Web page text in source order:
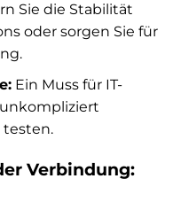
Sie die Stabilität
oder sorgen Sie für
Ein Muss für IT-
Verbindung: